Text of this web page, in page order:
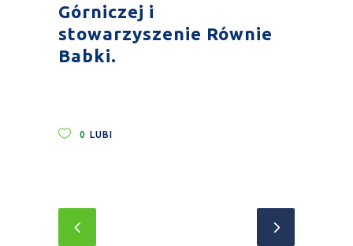
Górniczej i
stowarzyszenie Równie
Babki.
0 LUBI